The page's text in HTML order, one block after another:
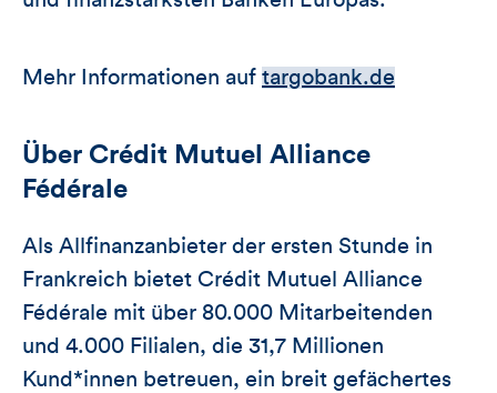
Mehr Informationen auf targobank.de
Über Crédit Mutuel Alliance
Fédérale
Als Allfinanzanbieter der ersten Stunde in
Frankreich bietet Crédit Mutuel Alliance
Fédérale mit über 80.000 Mitarbeitenden
und 4.000 Filialen, die 31,7 Millionen
Kund*innen betreuen, ein breit gefächertes